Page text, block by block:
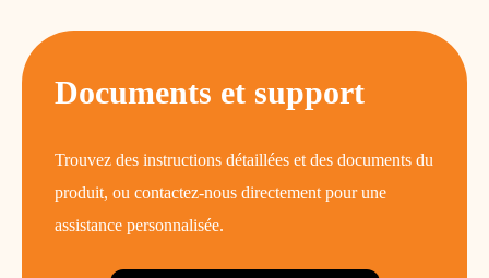
Documents et support
Trouvez des instructions détaillées et des documents du
produit, ou contactez-nous directement pour une
assistance personnalisée.